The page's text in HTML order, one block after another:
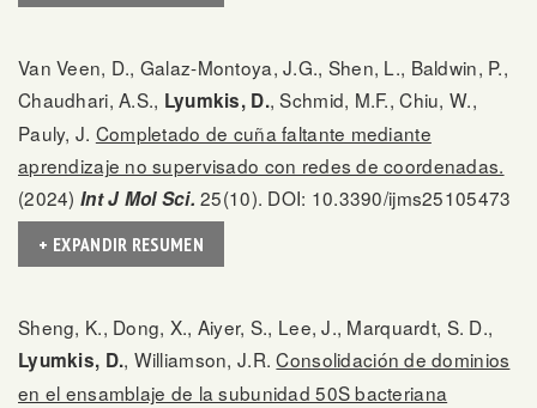
Van Veen, D., Galaz-Montoya, J.G., Shen, L., Baldwin, P.,
Chaudhari, A.S., Lyumkis, D., Schmid, M.F., Chiu, W.,
Pauly, J. Completado de cuña faltante mediante
aprendizaje no supervisado con redes de coordenadas.
(2024) Int J Mol Sci. 25(10). DOI: 10.3390/ijms25105473
+ EXPANDIR RESUMEN
Sheng, K., Dong, X., Aiyer, S., Lee, J., Marquardt, S. D.,
Lyumkis, D., Williamson, J.R.Consolidación de dominios
en el ensamblaje de la subunidad 50S bacteriana